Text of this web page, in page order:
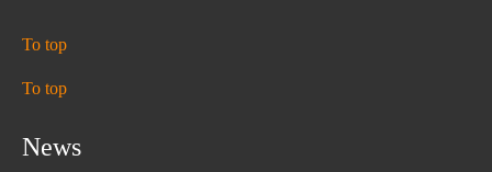
To top
To top
News